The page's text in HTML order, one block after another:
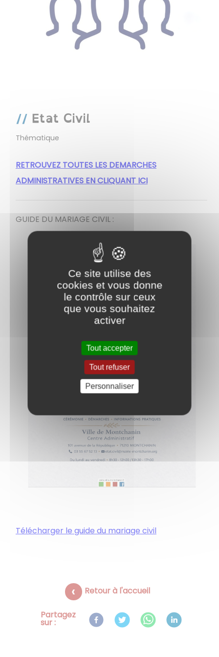
Etat Civil
Thématique
RETROUVEZ TOUTES LES DEMARCHES
ADMINISTRATIVES EN CLIQUANT ICI
GUIDE DU MARIAGE CIVIL :
Télécharger le guide du mariage civil
Retour à l'accueil
Partagez
sur :
Ce site utilise des
cookies et vous donne
le contrôle sur ceux
que vous souhaitez
activer
Tout accepter
Tout refuser
Personnaliser